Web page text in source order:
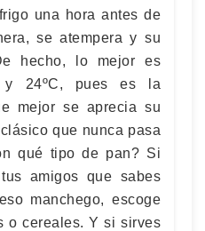
una hora antes de
se atempera y su
hecho, lo mejor es
y 24ºC, pues es la
mejor se aprecia su
que nunca pasa
qué tipo de pan? Si
amigos que sabes
manchego, escoge
o cereales. Y si sirves